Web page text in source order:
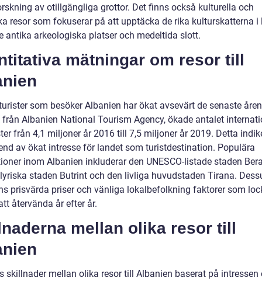
av otillgängliga grottor. Det finns också kulturella och
resor som fokuserar på att upptäcka de rika kulturskatterna i
antika arkeologiska platser och medeltida slott.
mätningar om resor till
som besöker Albanien har ökat avsevärt de senaste
Albanien National Tourism Agency, ökade antalet
från 4,1 miljoner år 2016 till 7,5 miljoner år 2019. Detta
av ökat intresse för landet som turistdestination. Populära
inom Albanien inkluderar den UNESCO-listade staden
staden Butrint och den livliga huvudstaden Tirana.
prisvärda priser och vänliga lokalbefolkning faktorer som
återvända år efter år.
mellan olika resor till
skillnader mellan olika resor till Albanien baserat på intressen